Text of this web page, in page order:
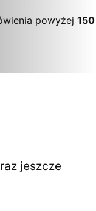
powyżej 150
jeszcze